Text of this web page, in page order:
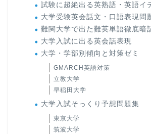
試験に超絶出る英熟語・英語イ
大学受験英会話文・口語表現問
難関大学で出た難英単語徹底暗
大学入試に出る英会話表現
大学・学部別傾向と対策ゼミ
GMARCH英語対策
立教大学
早稲田大学
大学入試そっくり予想問題集
東京大学
筑波大学